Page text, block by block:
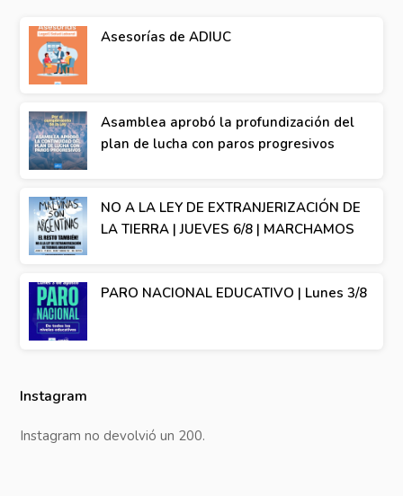
Asesorías de ADIUC
Asamblea aprobó la profundización del
plan de lucha con paros progresivos
NO A LA LEY DE EXTRANJERIZACIÓN DE
LA TIERRA | JUEVES 6/8 | MARCHAMOS
PARO NACIONAL EDUCATIVO | Lunes 3/8
Instagram
Instagram no devolvió un 200.